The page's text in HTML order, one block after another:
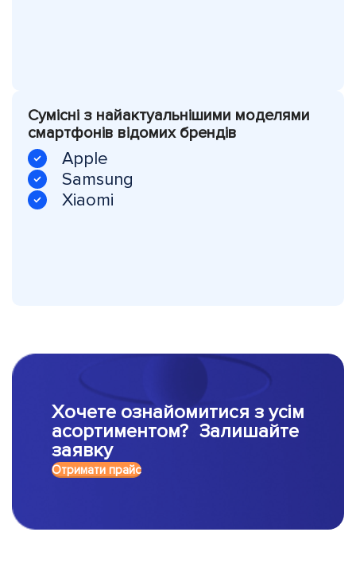
Сумісні з найактуальнішими моделями
смартфонів відомих брендів
Apple
Samsung
Xiaomi
Хочете ознайомитися з усім
асортиментом? Залишайте
заявку
Отримати прайс